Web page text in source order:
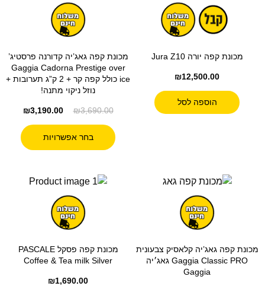
מכונת קפה יורה Jura Z10
₪12,500.00
הוספה לסל
מכונת קפה גאג’יה קדורנה פרסטיג’
Gaggia Cadorna Prestige over
ice כולל קפה קר + 2 ק”ג תערובות +
נוזל ניקוי מתנה!
₪3,690.00
₪3,190.00
בחר אפשרויות
מכונת קפה גאג’יה קלאסיק צבעונית
Gaggia Classic PRO גאג׳יה
Gaggia
מכונת קפה פסקל PASCALE
Coffee & Tea milk Silver
₪1,690.00